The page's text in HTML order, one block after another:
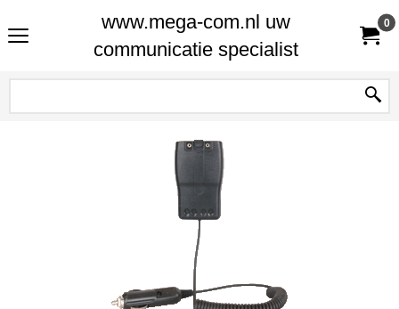
www.mega-com.nl uw
communicatie specialist
0